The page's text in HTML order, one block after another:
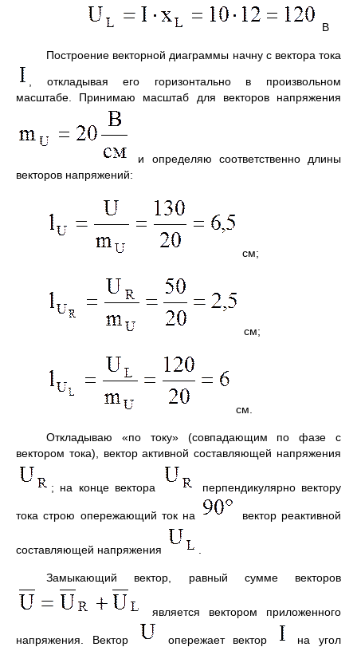
В
Построение векторной диаграммы начну с вектора тока
, откладывая его горизонтально в произвольном
масштабе. Принимаю масштаб для векторов напряжения
и определяю соответственно длины
векторов напряжений:
см;
см;
см.
Откладываю «по току» (совпадающим по фазе с
вектором тока), вектор активной составляющей напряжения
; на конце вектора перпендикулярно вектору
тока строю опережающий ток на вектор реактивной
составляющей напряжения
Замыкающий вектор, равный сумме векторов
является вектором приложенного
напряжения. Вектор опережает вектор на угол